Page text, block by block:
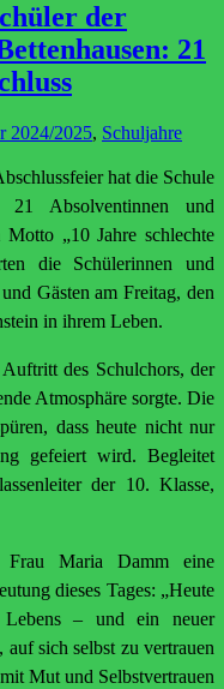
der
21
2024/2025, Schuljahre
hat die Schule
21 Absolventinnen und
„10 Jahre schlechte
die Schülerinnen und
Gästen am Freitag, den
in ihrem Leben.
des Schulchors, der
Atmosphäre sorgte. Die
dass heute nicht nur
gefeiert wird. Begleitet
der 10. Klasse,
Frau Maria Damm eine
dieses Tages: „Heute
– und ein neuer
sich selbst zu vertrauen
Mut und Selbstvertrauen